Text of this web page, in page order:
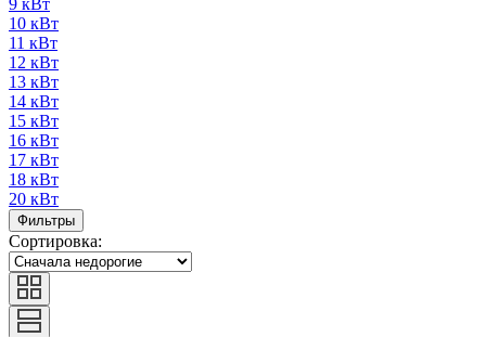
10 кВт
11 кВт
12 кВт
13 кВт
14 кВт
15 кВт
16 кВт
17 кВт
18 кВт
20 кВт
Фильтры
Сортировка: